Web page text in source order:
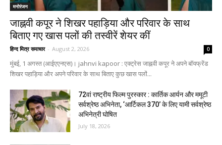
मनोरंजन
जाह्नवी कपूर ने शिखर पहाड़िया और परिवार के साथ
बिताए गए खास पलों की तस्वीरें शेयर कीं
हिन्द मित्र समाचार - August 2, 2026 0
मुंबई, 1 अगस्त (आईएएनएस)। jahnvi kapoor : एक्ट्रेस जाह्नवी कपूर ने अपने बॉयफ्रेंड
शिखर पहाड़िया और अपने परिवार के साथ बिताए कुछ खास पलों...
72वां राष्ट्रीय फिल्म पुरस्कार : कार्तिक आर्यन और ममूटी
सर्वश्रेष्ठ अभिनेता, ‘आर्टिकल 370’ के लिए यामी सर्वश्रेष्ठ
अभिनेत्री घोषित
July 18, 2026